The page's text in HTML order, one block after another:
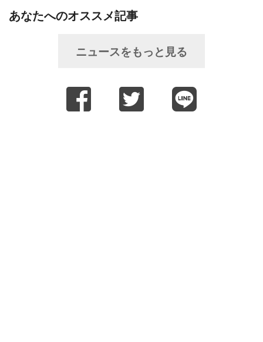
あなたへのオススメ記事
ニュースをもっと見る